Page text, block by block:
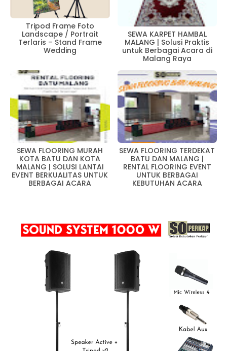
Tripod Frame Foto
Landscape / Portrait
Terlaris – Stand Frame
Wedding
SEWA KARPET HAMBAL
MALANG | Solusi Praktis
untuk Berbagai Acara di
Malang Raya
SEWA FLOORING MURAH
KOTA BATU DAN KOTA
MALANG | SOLUSI LANTAI
EVENT BERKUALITAS UNTUK
BERBAGAI ACARA
SEWA FLOORING TERDEKAT
BATU DAN MALANG |
RENTAL FLOORING EVENT
UNTUK BERBAGAI
KEBUTUHAN ACARA